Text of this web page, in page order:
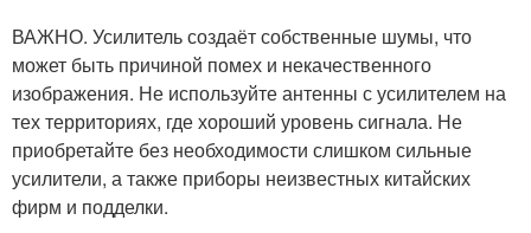
ВАЖНО. Усилитель создаёт собственные шумы, что
может быть причиной помех и некачественного
изображения. Не используйте антенны с усилителем на
тех территориях, где хороший уровень сигнала. Не
приобретайте без необходимости слишком сильные
усилители, а также приборы неизвестных китайских
фирм и подделки.